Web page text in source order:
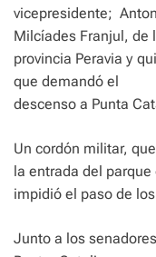
vicepresidente;
Milcíades Franjul, de
provincia Peravia y
que demandó el
descenso a Punta
Un cordón militar,
la entrada del parque
impidió el paso de
Junto a los